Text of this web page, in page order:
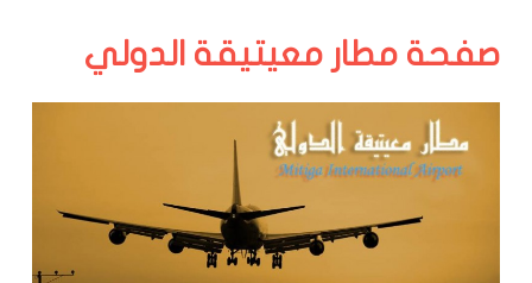
صفحة مطار معيتيقة الدولي